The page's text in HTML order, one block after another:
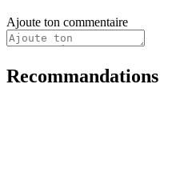
Ajoute ton commentaire
Recommandations